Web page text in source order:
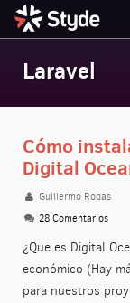
Laravel
Cómo
Digital
Guillermo Rodas
28 Comentarios
¿Que es Digital
económico (Hay
para nuestros